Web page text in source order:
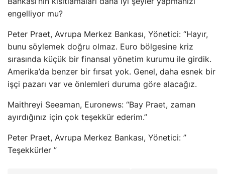
engelliyor mu?
Peter Praet, Avrupa Merkez Bankası, Yönetici: “Hayır,
bunu söylemek doğru olmaz. Euro bölgesine kriz
sırasında küçük bir finansal yönetim kurumu ile girdik.
Amerika’da benzer bir fırsat yok. Genel, daha esnek bir
işçi pazarı var ve önlemleri duruma göre alacağız.
Maithreyi Seeaman, Euronews: “Bay Praet, zaman
ayırdığınız için çok teşekkür ederim.”
Peter Praet, Avrupa Merkez Bankası, Yönetici: ”
Teşekkürler ”